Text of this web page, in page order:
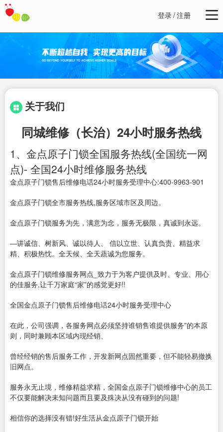
登录/注册
关于我们
同城维修（长治）24小时服务热线
1、金点原子门锁全国服务热线(全国统一网
点)- 全国24小时维修服务热线
金点原子门锁售后维修电话24小时服务受理中心:400-9963-901
金点原子门锁全市服务热线,服务区域市区及周边。
金点原子门锁服务为先，满意为念，服务无极限，真诚到永远。
—讲诚信、树新风、诚以待人、 信以立世、认真负责、精益求
精、积极热忱。全天候、全天蔬诚为您服务。
金点原子门锁维修服务网点_致力于为客户提供及时、专业、用心
的佳服务,让千万家庭“家”的感觉更好!!
全国金点原子门锁售后维修电话24小时服务受理中心
在此，公司强调，各服务网点必须坚持谁销售谁提供服务”的本原
则，同时兼顾本区域内现经销、
曾经经销的售后服务工作，开发新网点固然重要，但不能轻易撤换
旧网点。
服务永无止境，维修精益求精，全国金点原子门锁维修中心的员工
不仅要能解决未知问题而且要及殊决从没有碰到的问题!
相信你的选择没有错!好生活从金点原子门锁开始